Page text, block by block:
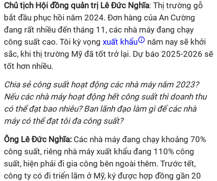
Chủ tịch Hội đồng quản trị Lê Đức Nghĩa: Thị trường gỗ
bắt đầu phục hồi năm 2024. Đơn hàng của An Cường
đang rất nhiều đến tháng 11, các nhà máy đang chạy
công suất cao. Tôi kỳ vọng xuất khẩu
năm nay sẽ khởi
sắc, khi thị trường Mỹ đã tốt trở lại. Dự báo 2025-2026 sẽ
tốt hơn nhiều.
Chia sẻ công suất hoạt động các nhà máy năm 2023?
Nếu các nhà máy hoạt động hết công suất thì doanh thu
có thể đạt bao nhiêu? Ban lãnh đạo làm gì để các nhà
máy có thể đạt tôi đa công suất?
Ông Lê Đức Nghĩa: Các nhà máy đang chạy khoảng 70%
công suất, riêng nhà máy xuất khẩu đang 110% công
suất, hiện phải đi gia công bên ngoài thêm. Trước tết,
công ty có đi triển lãm ở Mỹ, ký được hợp đồng gần 20